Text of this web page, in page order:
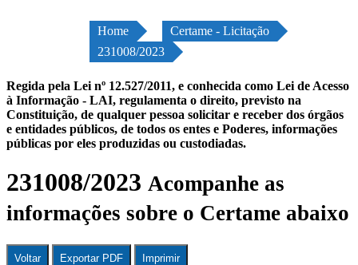
Home
Certame - Licitação
231008/2023
Regida pela Lei nº 12.527/2011, e conhecida como Lei de Acesso
à Informação - LAI, regulamenta o direito, previsto na
Constituição, de qualquer pessoa solicitar e receber dos órgãos
e entidades públicos, de todos os entes e Poderes, informações
públicas por eles produzidas ou custodiadas.
231008/2023 Acompanhe as
informações sobre o Certame abaixo
Voltar Exportar PDF Imprimir